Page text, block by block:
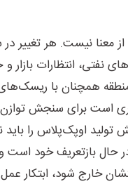
از معنا نیست. هر تغییر
نفتی، انتظارات بازار
همچنان با
است برای سنجش
تولید اوپک‌پلاس را
حال بازتعریف خود است
خارج شود، ابتکار عمل